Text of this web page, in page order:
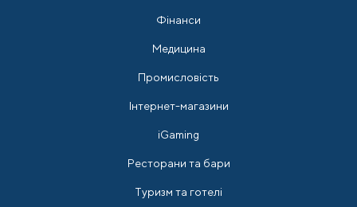
Фінанси
Медицина
Промисловість
Інтернет-магазини
iGaming
Ресторани та бари
Туризм та готелі